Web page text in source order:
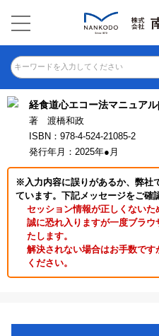
キーワードを入力してください
経食道心エコー法マニュア
著 渡橋和政
ISBN：978-4-524-21085-2
発行年月：2025年●月
※入力内容に誤りがあるか、弊社
ています。下記メッセージをご確
セッション情報が正しくないた
誠に恐れ入りますが一度ブラ
たします。
解決されない場合はお手数で
ください。